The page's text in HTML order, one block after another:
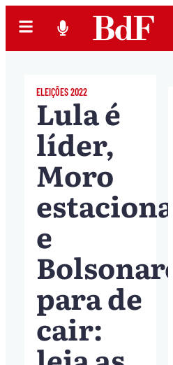
ELEIÇÕES 2022
Lula é
líder,
Moro
estaciona
e
Bolsonaro
para de
cair: